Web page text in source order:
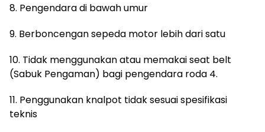
8. Pengendara di bawah umur
9. Berboncengan sepeda motor lebih dari satu
10. Tidak menggunakan atau memakai seat belt
(Sabuk Pengaman) bagi pengendara roda 4.
11. Penggunakan knalpot tidak sesuai spesifikasi
teknis